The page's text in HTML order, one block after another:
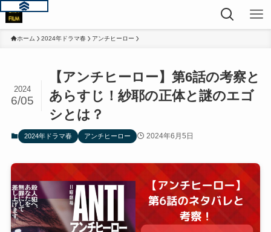
ホーム 2024年ドラマ春 アンチヒーロー
【アンチヒーロー】第6話の考察と
あらすじ！紗耶の正体と謎のエゴ
シとは？
2024
6/05
2024年ドラマ春 アンチヒーロー 2024年6月5日